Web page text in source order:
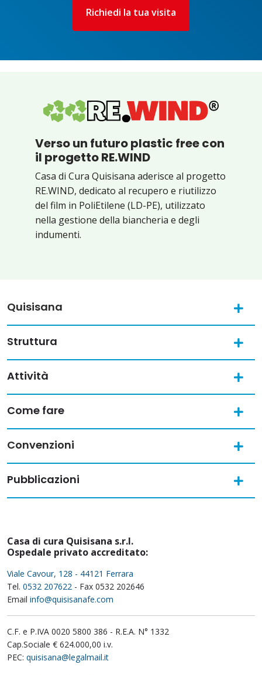
Richiedi la tua visita
Verso un futuro plastic free con
il progetto RE.WIND
Casa di Cura Quisisana aderisce al progetto
RE.WIND, dedicato al recupero e riutilizzo
del film in PoliEtilene (LD-PE), utilizzato
nella gestione della biancheria e degli
indumenti.
Quisisana
Struttura
Attività
Come fare
Convenzioni
Pubblicazioni
Casa di cura Quisisana s.r.l.
Ospedale privato accreditato:
Viale Cavour, 128 - 44121 Ferrara
Tel. 0532 207622 - Fax 0532 202646
Email info@quisisanafe.com
C.F. e P.IVA 0020 5800 386 - R.E.A. N° 1332
Cap.Sociale € 624.000,00 i.v.
PEC: quisisana@legalmail.it